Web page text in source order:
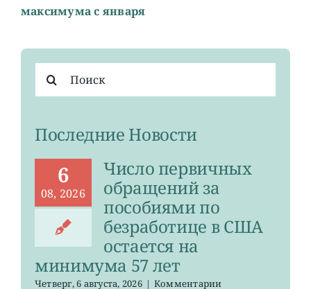
максимума c января
поиска:
Последние Новости
6
08, 2026
Число первичных
обращений за
пособиями по
безработице в США
остается на
минимума 57 лет
Четверг, 6 августа, 2026 | Комментариик